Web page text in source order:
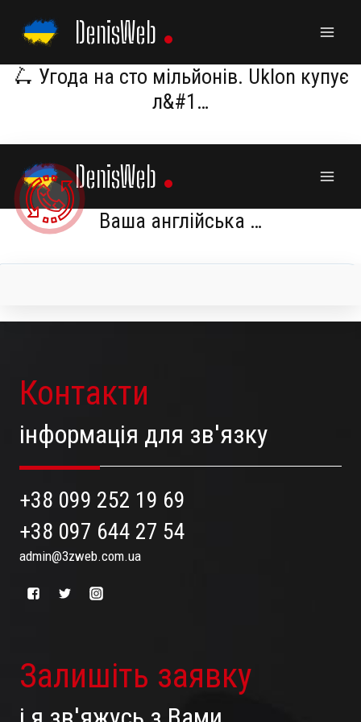
content
DenisWeb
🛴 Угода на сто мільйонів. Uklon купує
л&#1…
Контакти
інформація для зв'язку
+38 099 252 19 69
+38 097 644 27 54
admin@3zweb.com.ua
Залишіть заявку